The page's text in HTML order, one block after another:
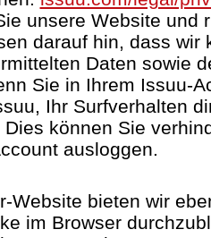
unsere Website und
darauf hin, dass wir
Daten sowie
Sie in Ihrem Issuu-
Ihr Surfverhalten
können Sie
ausloggen.
Website bieten wir
im Browser